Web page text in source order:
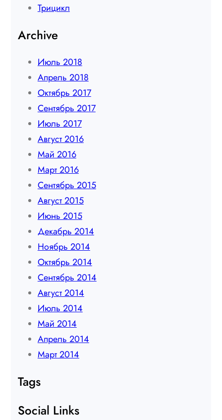
Трицикл
Archive
Июль 2018
Апрель 2018
Октябрь 2017
Сентябрь 2017
Июль 2017
Август 2016
Май 2016
Март 2016
Сентябрь 2015
Август 2015
Июнь 2015
Декабрь 2014
Ноябрь 2014
Октябрь 2014
Сентябрь 2014
Август 2014
Июль 2014
Май 2014
Апрель 2014
Март 2014
Tags
Social Links